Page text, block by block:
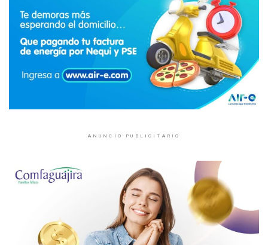
ANUNCIO PUBLICITARIO